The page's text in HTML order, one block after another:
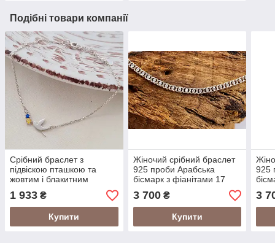
Подібні товари компанії
Срібний браслет з
підвіскою пташкою та
жовтим і блакитним
1 933 ₴
Купити
Жіночий срібний браслет
925 проби Арабська
бісмарк з фіанітами 17
3 700₴
Купити
925
3